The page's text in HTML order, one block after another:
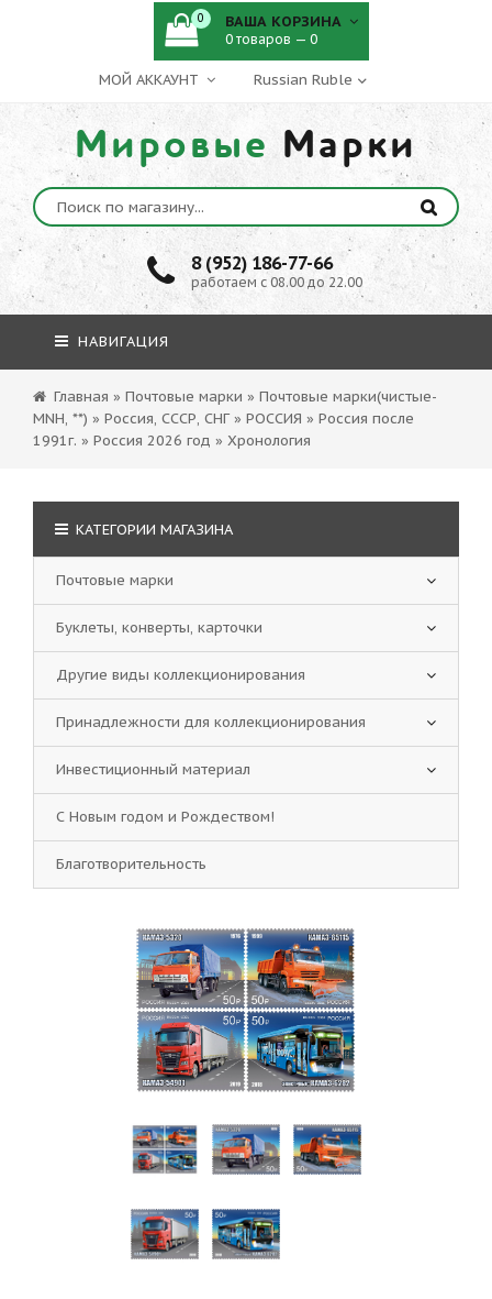
МОЙ АККАУНТ
Мировые Марки
8 (952) 186-77-66
работаем с 08.00 до 22.00
0 ВАША КОРЗИНА
0 товаров — 0
НАВИГАЦИЯ
Главная » Почтовые марки » Почтовые марки(чистые-
MNH, **) » Россия, СССР, СНГ » РОССИЯ » Россия после
1991г. » Россия 2026 год » Хронология
КАТЕГОРИИ МАГАЗИНА
Почтовые марки
Буклеты, конверты, карточки
Другие виды коллекционирования
Принадлежности для коллекционирования
Инвестиционный материал
С Новым годом и Рождеством!
Благотворительность